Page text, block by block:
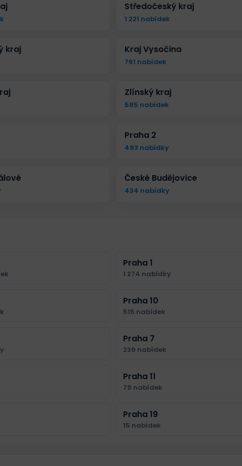
Středočeský kraj
1 221 nabídek
kraj Kraj Vysočina
761 nabídek
Zlínský kraj
585 nabídek
Praha 2
493 nabídky
České Budějovice
434 nabídky
Praha 1
1 274 nabídky
Praha 10
515 nabídek
Praha 7
239 nabídek
Praha 11
79 nabídek
Praha 19
15 nabídek